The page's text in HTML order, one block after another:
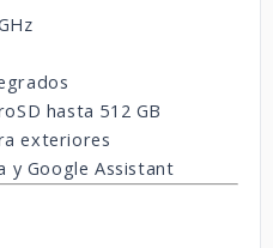
hasta 512 GB
exteriores
y Google Assistant